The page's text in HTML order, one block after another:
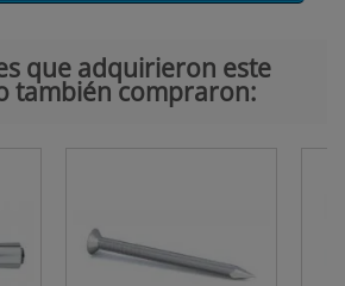
que adquirieron este
también compraron: